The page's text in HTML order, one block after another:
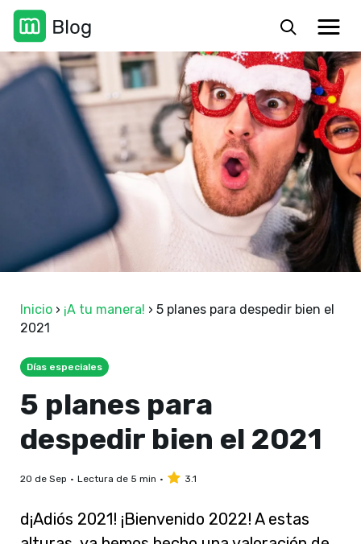
Inicio › ¡A tu manera! › 5 planes para despedir bien el
2021
Días especiales
5 planes para
despedir bien el 2021
20 de Sep Lectura de 5 min 3.1
d¡Adiós 2021! ¡Bienvenido 2022! A estas